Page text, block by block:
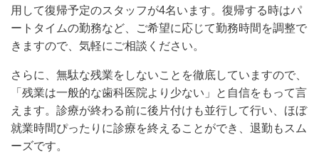
用して復帰予定のスタッフが4名います。復帰する時はパ
ートタイムの勤務など、ご希望に応じて勤務時間を調整で
きますので、気軽にご相談ください。
さらに、無駄な残業をしないことを徹底していますので、
「残業は一般的な歯科医院より少ない」と自信をもって言
えます。診療が終わる前に後片付けも並行して行い、ほぼ
就業時間ぴったりに診療を終えることができ、退勤もスム
ーズです。